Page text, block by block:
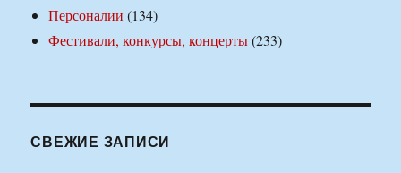
Персоналии (134)
Фестивали, конкурсы, концерты(233)
СВЕЖИЕ ЗАПИСИ